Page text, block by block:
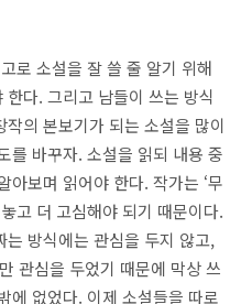
고로 소설을 잘 쓸 줄 알기 위해
한다. 그리고 남들이 쓰는 방식
의 본보기가 되는 소설을 많이
를 바꾸자. 소설을 읽되 내용 중
아보며 읽어야 한다. 작가는 ‘무
고 더 고심해야 되기 때문이다.
방식에는 관심을 두지 않고,
관심을 두었기 때문에 막상 쓰
에 없었다. 이제 소설들을 따로